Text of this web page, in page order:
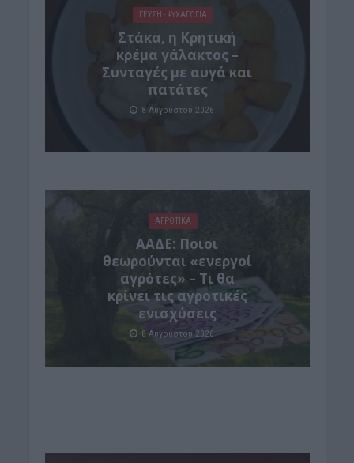
ΓΕΎΣΗ - ΨΥΧΑΓΩΓΊΑ
Στάκα, η Κρητική
κρέμα γάλακτος –
Συνταγές με αυγά και
πατάτες
8 Αυγούστου 2026
ΑΓΡΟΤΙΚΑ
ΑΑΔΕ: Ποιοι
θεωρούνται «ενεργοί
αγρότες» – Τι θα
κρίνει τις αγροτικές
ενισχύσεις
8 Αυγούστου 2026